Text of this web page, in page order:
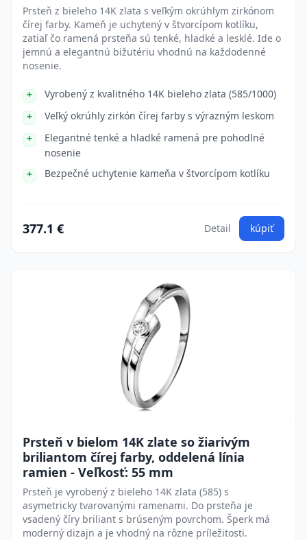
Prsteň z bieleho 14K zlata s veľkým okrúhlym zirkónom
čírej farby. Kameň je uchytený v štvorcípom kotlíku,
zatiaľ čo ramená prsteňa sú tenké, hladké a lesklé. Ide o
jemnú a elegantnú bižutériu vhodnú na každodenné
nosenie.
Vyrobený z kvalitného 14K bieleho zlata (585/1000)
Veľký okrúhly zirkón čírej farby s výrazným leskom
Elegantné tenké a hladké ramená pre pohodlné
nosenie
Bezpečné uchytenie kameňa v štvorcípom kotlíku
377.1 € Detail kúpiť
Prsteň v bielom 14K zlate so žiarivým
briliantom čírej farby, oddelená línia
ramien - Veľkosť: 55 mm
Prsteň je vyrobený z bieleho 14K zlata (585) s
asymetricky tvarovanými ramenami. Do prsteňa je
vsadený číry briliant s brúseným povrchom. Šperk má
moderný dizajn a je vhodný na rôzne príležitosti.